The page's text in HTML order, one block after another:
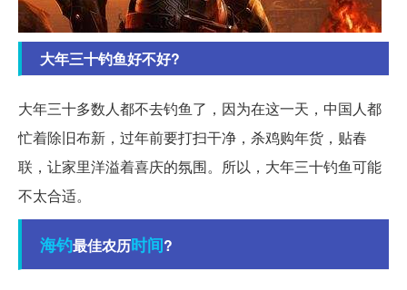
大年三十钓鱼好不好?
大年三十多数人都不去钓鱼了，因为在这一天，中国人都
忙着除旧布新，过年前要打扫干净，杀鸡购年货，贴春
联，让家里洋溢着喜庆的氛围。所以，大年三十钓鱼可能
不太合适。
海钓最佳农历时间?